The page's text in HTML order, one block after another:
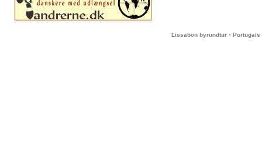
Lissabon byrundtur - Portugals